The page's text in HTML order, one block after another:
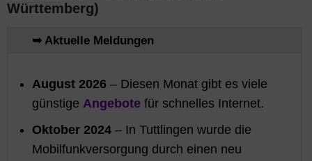
Württemberg)
➥ Aktuelle Meldungen
August 2026 – Diesen Monat gibt es viele
günstige Angebote für schnelles Internet.
Oktober 2024 – In Tuttlingen wurde die
Mobilfunkversorgung durch einen neu